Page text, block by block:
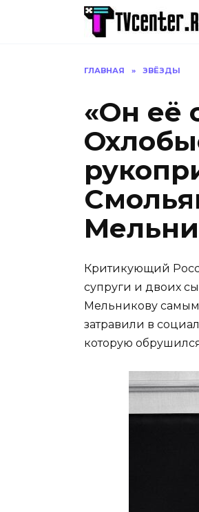
ГЛАВНАЯ » ЗВЁЗДЫ
«Он её
Критикующий
супруги и двоих
Мельникову самым
затравили в
которую